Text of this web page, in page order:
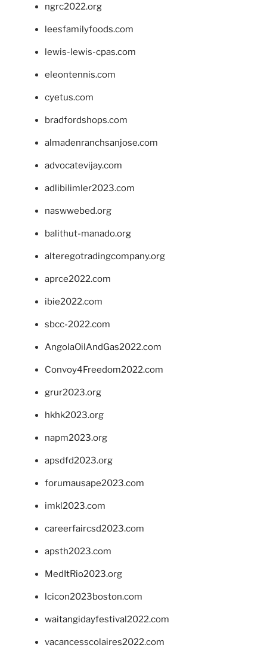
ngrc2022.org
leesfamilyfoods.com
lewis-lewis-cpas.com
eleontennis.com
cyetus.com
bradfordshops.com
almadenranchsanjose.com
advocatevijay.com
adlibilimler2023.com
naswwebed.org
balithut-manado.org
alteregotradingcompany.org
aprce2022.com
ibie2022.com
sbcc-2022.com
AngolaOilAndGas2022.com
Convoy4Freedom2022.com
grur2023.org
hkhk2023.org
napm2023.org
apsdfd2023.org
forumausape2023.com
imkl2023.com
careerfaircsd2023.com
apsth2023.com
MedItRio2023.org
lcicon2023boston.com
waitangidayfestival2022.com
vacancesscolaires2022.com